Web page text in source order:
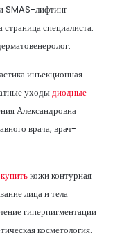
SMAS-лифтинг
специалиста.
инъекционная
уходыдиодные
Александровна
врача, врач-
кожи контурная
лица и тела
гиперпигментации
косметология.